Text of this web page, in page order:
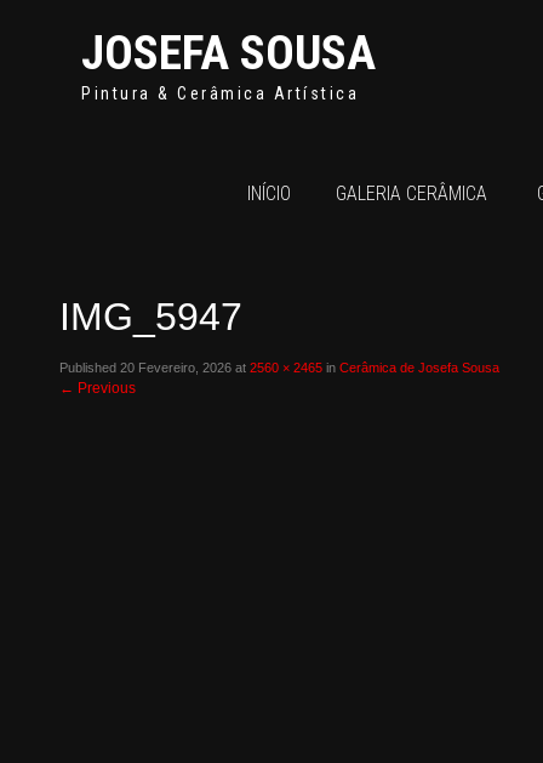
JOSEFA SOUSA
Pintura & Cerâmica Artística
INÍCIO GALERIA CERÂMICA
IMG_5947
Published20 Fevereiro, 2026 at2560 × 2465 inCerâmica de Josefa Sousa
← Previous